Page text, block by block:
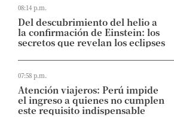
08:14 p.m.
Del descubrimiento del helio a
la confirmación de Einstein: los
secretos que revelan los eclipses
07:58 p.m.
Atención viajeros: Perú impide
el ingreso a quienes no cumplen
este requisito indispensable